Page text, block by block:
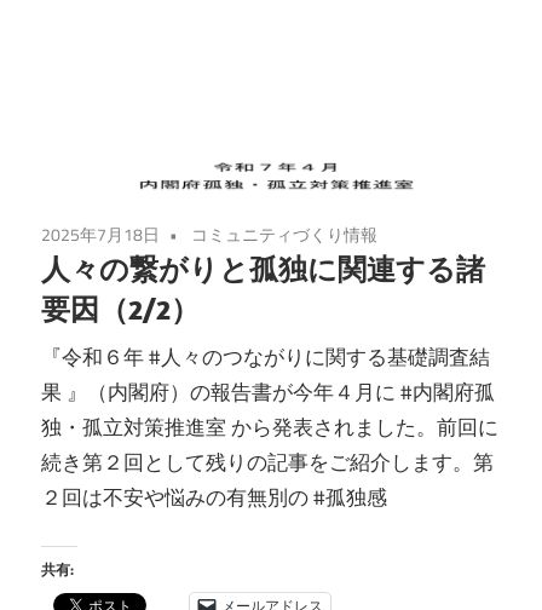
2025年7月18日 コミュニティづくり情報
人々の繋がりと孤独に関連する諸
要因（2/2）
『令和６年 #人々のつながりに関する基礎調査結
果 』（内閣府）の報告書が今年４月に #内閣府孤
独・孤立対策推進室 から発表されました。前回に
続き第２回として残りの記事をご紹介します。第
２回は不安や悩みの有無別の #孤独感
共有:
メールアドレス